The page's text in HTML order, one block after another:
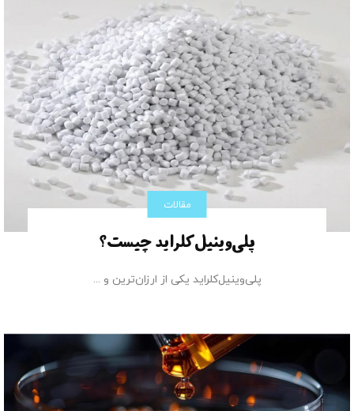
پلی‌وینیل‌کلراید چیست؟
مقالات
پلی‌وینیل‌کلراید یکی از ارزان‌­ترین و ...